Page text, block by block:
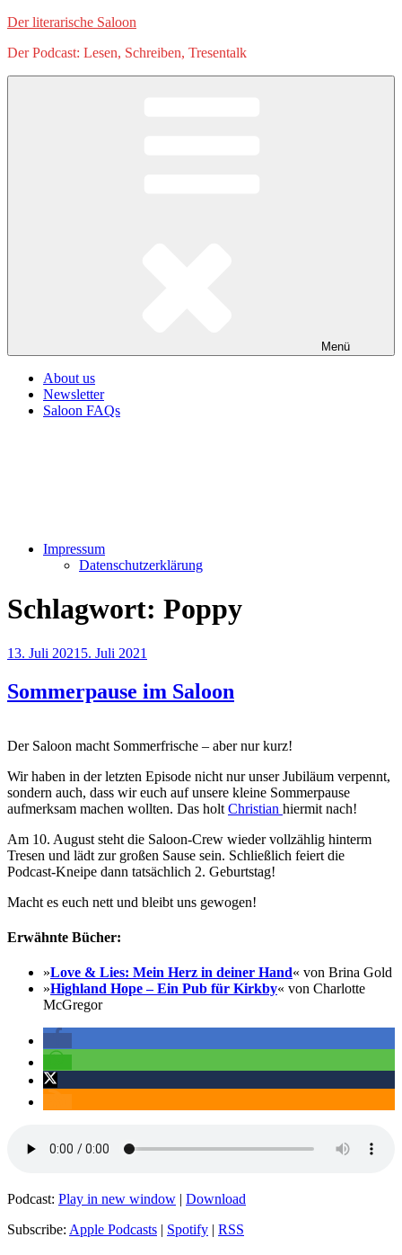
Zum
springen
Der literarische Saloon
Der Podcast: Lesen, Schreiben, Tresentalk
Menü
About us
Newsletter
Saloon FAQs
Impressum
Datenschutzerklärung
Schlagwort: Poppy
Veröffentlicht
13. Juli 2021 5. Juli 2021
Sommerpause im Saloon
Der Saloon macht Sommerfrische – aber nur kurz!
Wir haben in der letzten Episode nicht nur unser Jubiläum verpennt,
sondern auch, dass wir euch auf unsere kleine Sommerpause
aufmerksam machen wollten. Das holt Christian hiermit nach!
Am 10. August steht die Saloon-Crew wieder vollzählig hinterm
Tresen und lädt zur großen Sause sein. Schließlich feiert die
Podcast-Kneipe dann tatsächlich 2. Geburtstag!
Macht es euch nett und bleibt uns gewogen!
Erwähnte Bücher:
»Love & Lies: Mein Herz in deiner Hand« von Brina Gold
»Highland Hope – Ein Pub für Kirkby« von Charlotte
McGregor
Podcast: Play in new window | Download
Subscribe: Apple Podcasts | Spotify | RSS